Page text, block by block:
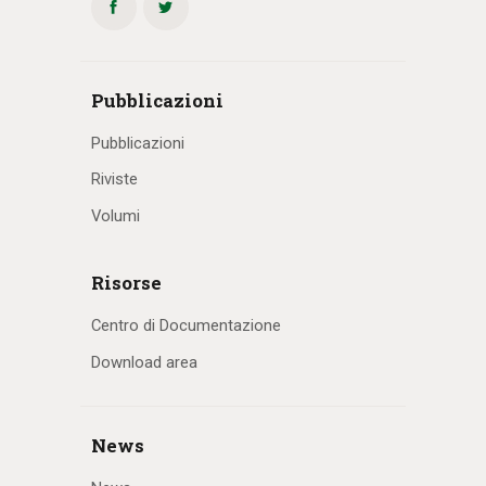
Pubblicazioni
Pubblicazioni
Riviste
Volumi
Risorse
Centro di Documentazione
Download area
News